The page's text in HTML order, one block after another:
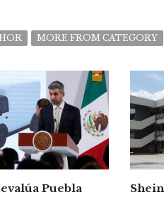
MORE FROM CATEGORY
Puebla